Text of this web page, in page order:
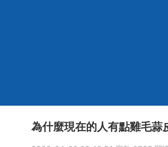
為什麼現在的人有點雞毛蒜